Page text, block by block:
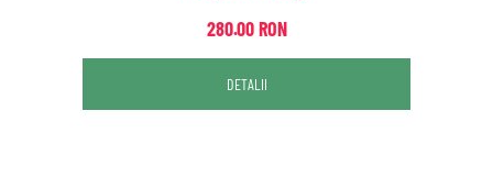
280.00 RON
DETALII